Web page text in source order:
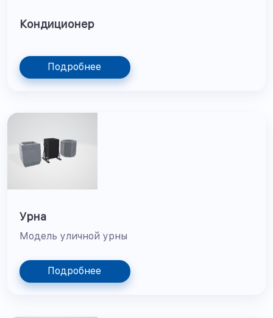
Кондиционер
Подробнее
Урна
Модель уличной урны
Подробнее